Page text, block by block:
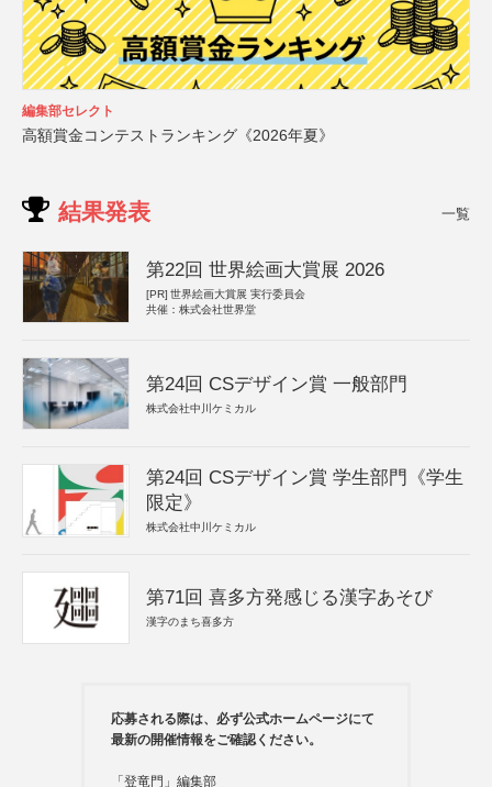
編集部セレクト
高額賞金コンテストランキング《2026年夏》
結果発表 一覧
第22回 世界絵画大賞展 2026
[PR] 世界絵画大賞展 実行委員会
共催：株式会社世界堂
第24回 CSデザイン賞 一般部門
株式会社中川ケミカル
第24回 CSデザイン賞 学生部門《学生
限定》
株式会社中川ケミカル
第71回 喜多方発感じる漢字あそび
漢字のまち喜多方
応募される際は、必ず公式ホームページにて
最新の開催情報をご確認ください。
「登竜門」編集部